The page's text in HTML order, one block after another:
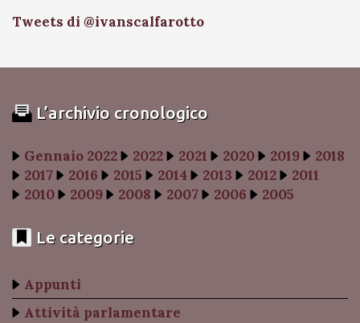
Tweets di @ivanscalfarotto
L’archivio cronologico
Gennaio 2022 2022 2021 2020 2019
2018
2017
2016 2015 2014 2013 2012
2011
2010
2009 2008 2007 2006 2005
Le categorie
Appunti
Attività parlamentare